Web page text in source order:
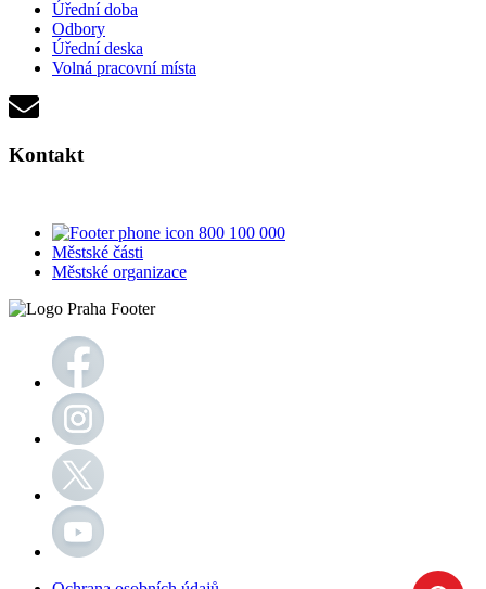
Úřední doba
Odbory
Úřední deska
Volná pracovní místa
Kontakt
800 100 000
Městské části
Městské organizace